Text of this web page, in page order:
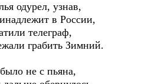
одурел, узнав,
в России,
телеграф,
грабить Зимний.
не с пьяна,